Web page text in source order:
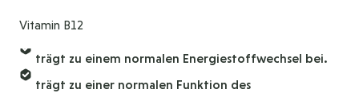
Vitamin B12
trägt zu einem normalen Energiestoffwechsel bei.
trägt zu einer normalen Funktion des